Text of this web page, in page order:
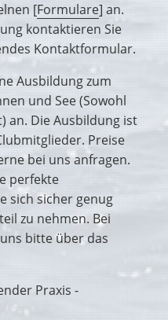
[Formulare] an.
kontaktieren Sie
Kontaktformular.
Ausbildung zum
und See (Sowohl
an. Die Ausbildung ist
Preise
bei uns anfragen.
perfekte
sich sicher genug
zu nehmen. Bei
bitte über das
Praxis -